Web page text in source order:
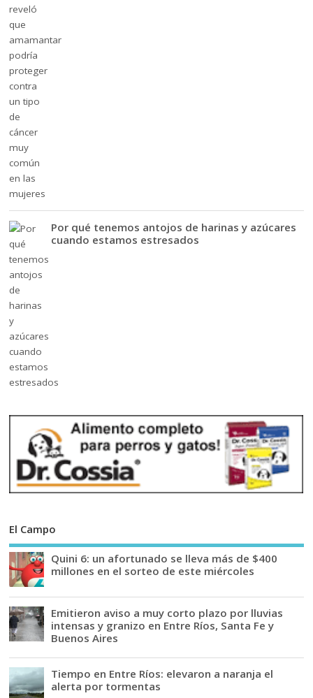
Por qué tenemos antojos de harinas y azúcares
cuando estamos estresados
El Campo
Quini 6: un afortunado se lleva más de $400
millones en el sorteo de este miércoles
Emitieron aviso a muy corto plazo por lluvias
intensas y granizo en Entre Ríos, Santa Fe y
Buenos Aires
Tiempo en Entre Ríos: elevaron a naranja el
alerta por tormentas